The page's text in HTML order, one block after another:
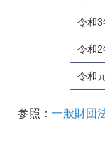
令和3
令和2
令和
参照： 一般財団